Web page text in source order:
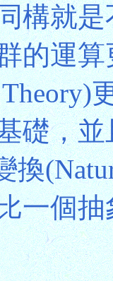
構就
的運
礎，
換
一個